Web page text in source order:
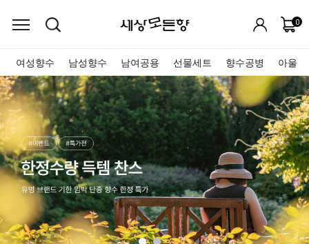
0
여성향수 남성향수 남여공용 선물세트 향수공병 아울렛